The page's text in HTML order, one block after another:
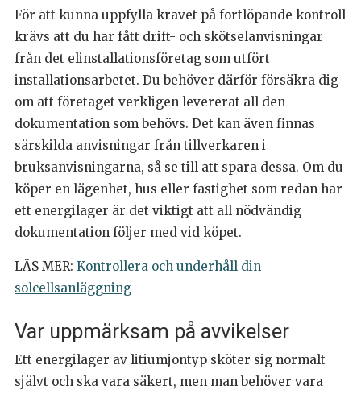
För att kunna uppfylla kravet på fortlöpande kontroll
krävs att du har fått drift- och skötselanvisningar
från det elinstallationsföretag som utfört
installationsarbetet. Du behöver därför försäkra dig
om att företaget verkligen levererat all den
dokumentation som behövs. Det kan även finnas
särskilda anvisningar från tillverkaren i
bruksanvisningarna, så se till att spara dessa. Om du
köper en lägenhet, hus eller fastighet som redan har
ett energilager är det viktigt att all nödvändig
dokumentation följer med vid köpet.
LÄS MER: Kontrollera och underhåll din
solcellsanläggning
Var uppmärksam på avvikelser
Ett energilager av litiumjontyp sköter sig normalt
självt och ska vara säkert, men man behöver vara